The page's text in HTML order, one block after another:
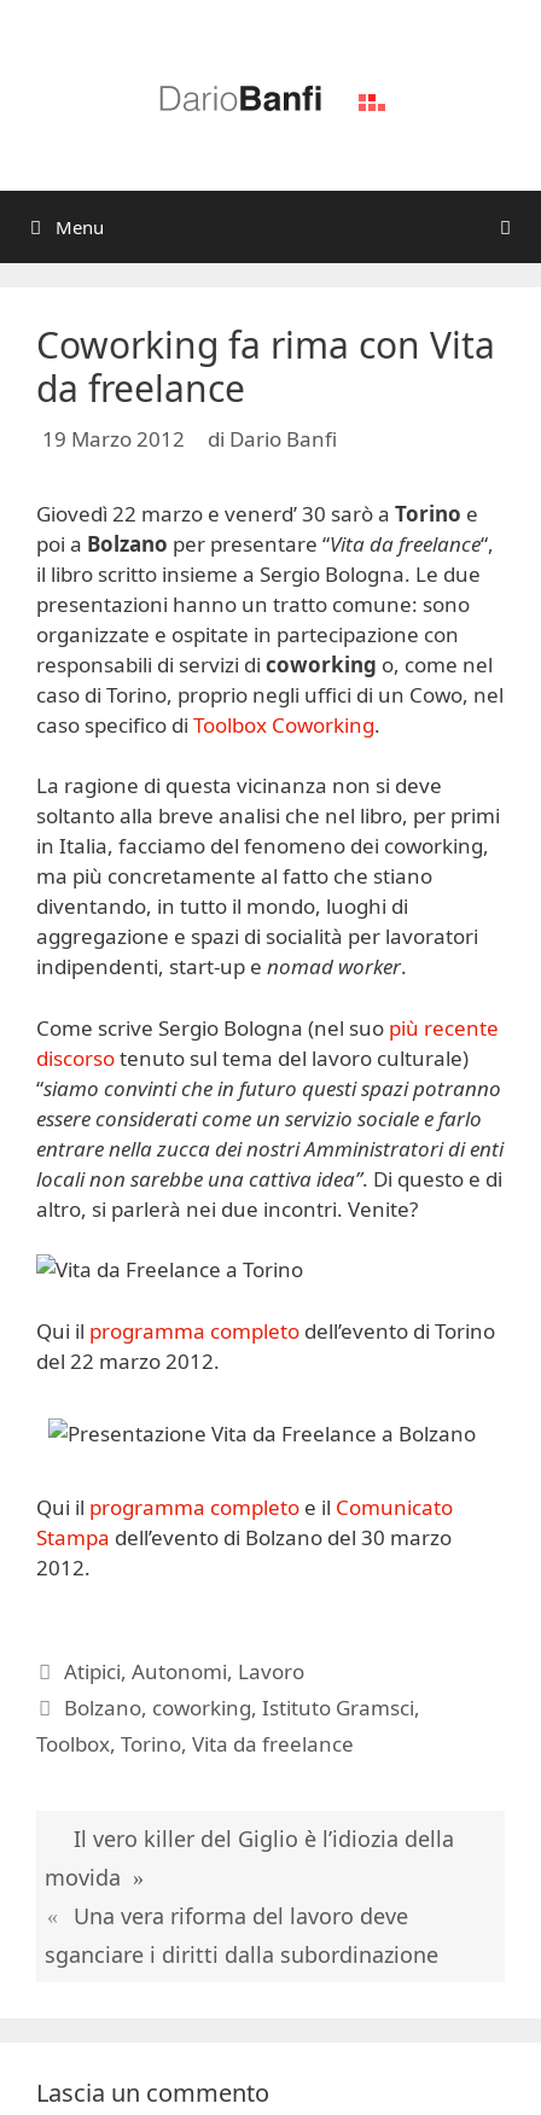
Menu
Coworking fa rima con Vita
da freelance
19 Marzo 2012 di Dario Banfi
Giovedì 22 marzo e venerd’ 30 sarò a Torino e
poi a Bolzano per presentare “Vita da freelance“,
il libro scritto insieme a Sergio Bologna. Le due
presentazioni hanno un tratto comune: sono
organizzate e ospitate in partecipazione con
responsabili di servizi di coworking o, come nel
caso di Torino, proprio negli uffici di un Cowo, nel
caso specifico di Toolbox Coworking.
La ragione di questa vicinanza non si deve
soltanto alla breve analisi che nel libro, per primi
in Italia, facciamo del fenomeno dei coworking,
ma più concretamente al fatto che stiano
diventando, in tutto il mondo, luoghi di
aggregazione e spazi di socialità per lavoratori
indipendenti, start-up e nomad worker.
Come scrive Sergio Bologna (nel suo più recente
discorsotenuto sul tema del lavoro culturale)
“siamo convinti che in futuro questi spazi potranno
essere considerati come un servizio sociale e farlo
entrare nella zucca dei nostri Amministratori di enti
locali non sarebbe una cattiva idea”. Di questo e di
altro, si parlerà nei due incontri. Venite?
Qui il programma completo dell’evento di Torino
del 22 marzo 2012.
Qui il programma completo e il Comunicato
Stampa dell’evento di Bolzano del 30 marzo
2012.
Categorie
Atipici,Autonomi, Lavoro
Tag
Bolzano, coworking,Istituto Gramsci,
Toolbox, Torino, Vita da freelance
Il vero killer del Giglio è l’idiozia della
movida
Una vera riforma del lavoro deve
sganciare i diritti dalla subordinazione
Lascia un commento